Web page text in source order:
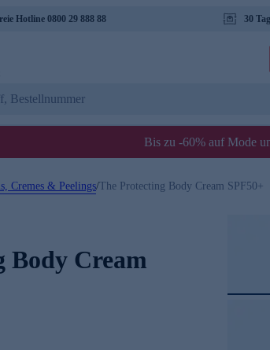
Hotline 0800 29 888 88 30
Bis zu -60% auf Mode
Cremes & Peelings/The Protecting Body Cream SPF50+
Body Cream